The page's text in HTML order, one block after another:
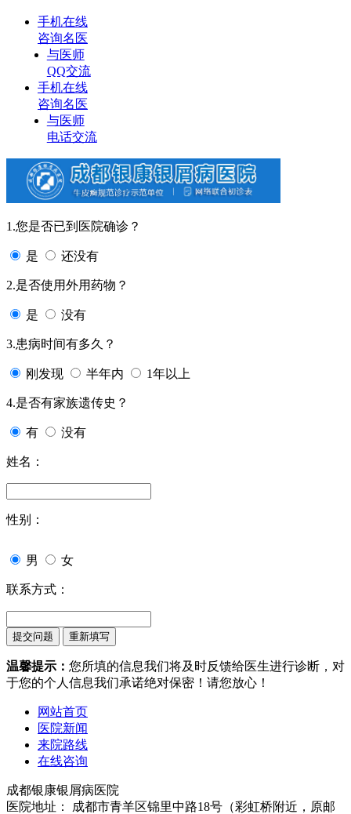
手机在线
咨询名医
与医师
QQ交流
手机在线
咨询名医
与医师
电话交流
1.您是否已到医院确诊？
是 还没有
2.是否使用外用药物？
是 没有
3.患病时间有多久？
刚发现 半年内 1年以上
4.是否有家族遗传史？
有 没有
姓名：
性别：
男 女
联系方式：
温馨提示： 您所填的信息我们将及时反馈给医生进行诊断，对
于您的个人信息我们承诺绝对保密！请您放心！
网站首页
医院新闻
来院路线
在线咨询
成都银康银屑病医院
医院地址： 成都市青羊区锦里中路18号（彩虹桥附近，原邮